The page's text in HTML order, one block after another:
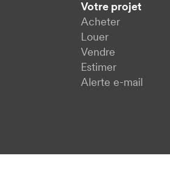
Votre projet
Acheter
Louer
Vendre
Estimer
Alerte e-mail